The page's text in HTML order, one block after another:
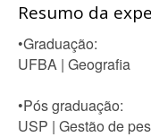
Resumo da
•Graduação:
UFBA | Geografia
•Pós graduação:
USP | Gestão de